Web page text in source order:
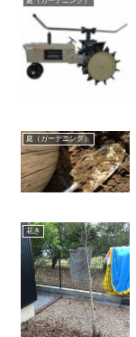
庭（ガーデニング）
花き